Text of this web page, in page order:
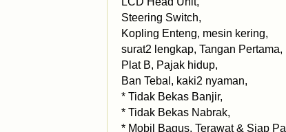
Steering Switch,
Kopling Enteng, mesin kering,
surat2 lengkap, Tangan Pertama,
Plat B, Pajak hidup,
Ban Tebal, kaki2 nyaman,
* Tidak Bekas Banjir,
* Tidak Bekas Nabrak,
* Mobil Bagus, Terawat & Siap